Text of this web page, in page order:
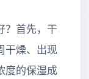
？首先，干
干燥、出现
度的保湿成